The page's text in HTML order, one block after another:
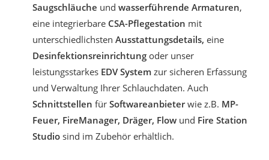
Saugschläuche und wasserführende Armaturen,
eine integrierbare CSA-Pflegestation mit
unterschiedlichsten Ausstattungsdetails, eine
Desinfektionsreinrichtung oder unser
leistungsstarkes EDV System zur sicheren Erfassung
und Verwaltung Ihrer Schlauchdaten. Auch
Schnittstellen für Softwareanbieterwie z.B. MP-
Feuer, FireManager, Dräger, Flow und Fire Station
Studio sind im Zubehör erhältlich.